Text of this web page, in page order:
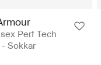
Perf Tech
Sokkar